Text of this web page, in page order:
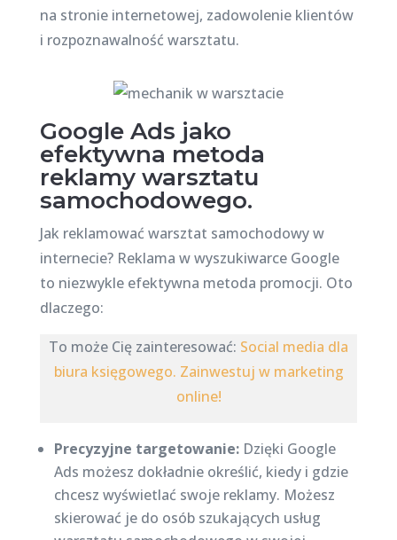
na stronie internetowej, zadowolenie klientów
i rozpoznawalność warsztatu.
Google Ads jako
efektywna metoda
reklamy warsztatu
samochodowego.
Jak reklamować warsztat samochodowy w
internecie? Reklama w wyszukiwarce Google
to niezwykle efektywna metoda promocji. Oto
dlaczego:
To może Cię zainteresować: Social media dla
biura księgowego. Zainwestuj w marketing
online!
Precyzyjne targetowanie:Dzięki Google
Ads możesz dokładnie określić, kiedy i gdzie
chcesz wyświetlać swoje reklamy. Możesz
skierować je do osób szukających usług